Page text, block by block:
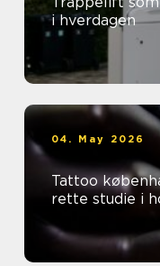
i hverdagen
04. May 2026
Tattoo københavn sådan
rette studie i